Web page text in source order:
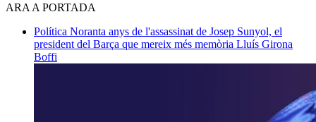
ARA A PORTADA
Política Noranta anys de l'assassinat de Josep Sunyol, el
president del Barça que mereix més memòria Lluís Girona
Boffi